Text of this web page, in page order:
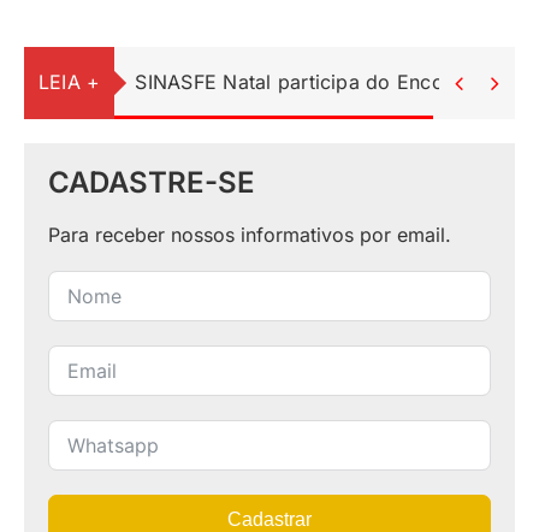
LEIA + SINASFE Natal participa do Encontro
 
CADASTRE-SE
Para receber nossos informativos por email.
Cadastrar